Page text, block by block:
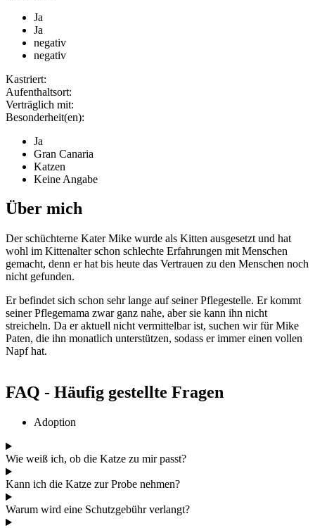
Ja
Ja
negativ
negativ
Kastriert:
Aufenthaltsort:
Verträglich mit:
Besonderheit(en):
Ja
Gran Canaria
Katzen
Keine Angabe
Über mich
Der schüchterne Kater Mike wurde als Kitten ausgesetzt und hat
wohl im Kittenalter schon schlechte Erfahrungen mit Menschen
gemacht, denn er hat bis heute das Vertrauen zu den Menschen noch
nicht gefunden.
Er befindet sich schon sehr lange auf seiner Pflegestelle. Er kommt
seiner Pflegemama zwar ganz nahe, aber sie kann ihn nicht
streicheln. Da er aktuell nicht vermittelbar ist, suchen wir für Mike
Paten, die ihn monatlich unterstützen, sodass er immer einen vollen
Napf hat.
FAQ - Häufig gestellte Fragen
Adoption
Wie weiß ich, ob die Katze zu mir passt?
Kann ich die Katze zur Probe nehmen?
Warum wird eine Schutzgebühr verlangt?